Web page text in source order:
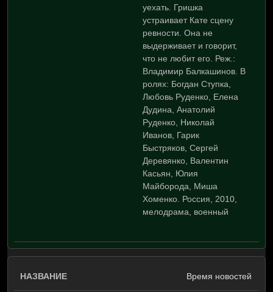
уехать. Гришка
устраивает Кате сцену
ревности. Она не
выдерживает и говорит,
что не любит его. Реж.:
Владимир Балкашинов. В
ролях: Богдан Ступка,
Любовь Руденко, Елена
Дудина, Анатолий
Руденко, Николай
Иванов, Гарик
Быстряков, Сергей
Деревянко, Валентин
Касьян, Юлия
Майборода, Миша
Хоменко. Россия, 2010,
мелодрама, военный
Время новостей